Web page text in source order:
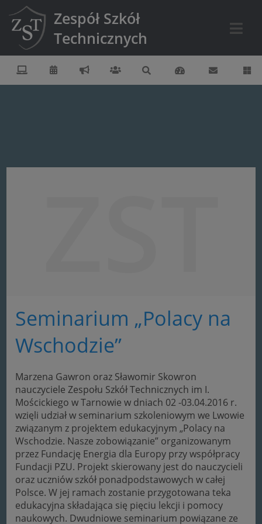
Zespół Szkół
Technicznych
Seminarium „Polacy na
Wschodzie”
Marzena Gawron oraz Sławomir Skowron
nauczyciele Zespołu Szkół Technicznych im I.
Mościckiego w Tarnowie w dniach 02 -03.04.2016 r.
wzięli udział w seminarium szkoleniowym we Lwowie
związanym z projektem edukacyjnym „Polacy na
Wschodzie. Nasze zobowiązanie” organizowanym
przez Fundację Energia dla Europy przy współpracy
Fundacji PZU. Projekt skierowany jest do nauczycieli
oraz uczniów szkół ponadpodstawowych w całej
Polsce. W jej ramach zostanie przygotowana teka
edukacyjna składająca się pięciu lekcji i pomocy
naukowych. Dwudniowe seminarium powiązane ze